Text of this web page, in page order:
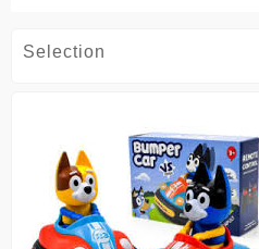
Selection